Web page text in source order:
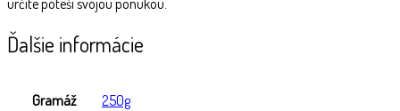
Ďalšie informácie
Gramáž 250g